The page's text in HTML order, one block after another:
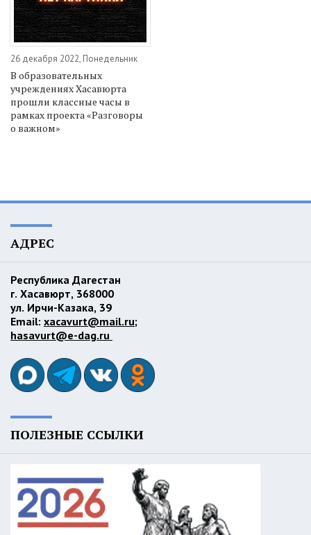
26 декабря 2022, Понедельник
В образовательных
учреждениях Хасавюрта
прошли классные часы в
рамках проекта «Разговоры
о важном»
АДРЕС
Республика Дагестан
г. Хасавюрт, 368000
ул. Ирчи-Казака, 39
Email: xacavurt@mail.ru;
hasavurt@e-dag.ru
ПОЛЕЗНЫЕ ССЫЛКИ